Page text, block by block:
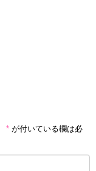
* が付いている欄は必